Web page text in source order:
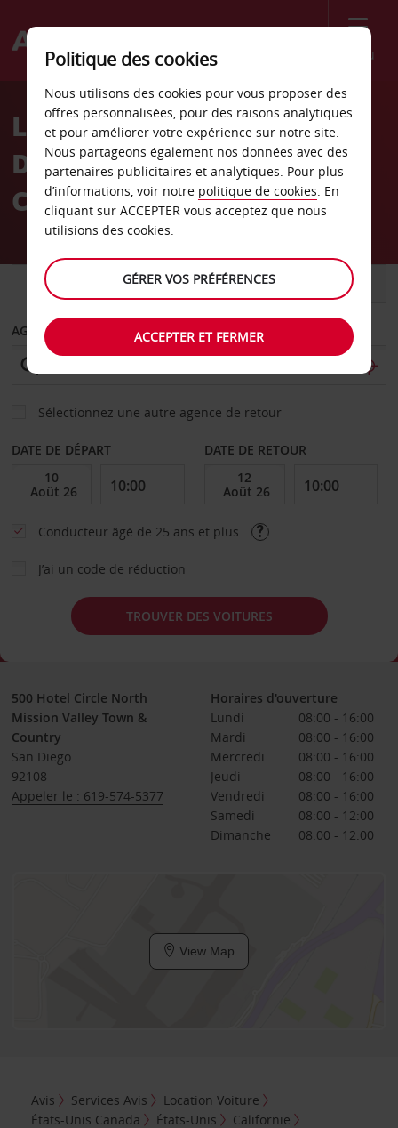
Menu
Welcome
AvisLocation de voiture San
Diego Hôtel Town And
Country
UTILITAIRE
AGENCE DE DÉPART
Sélectionnez une autre agence de retour
DATE DE DÉPART DATE DE RETOUR
Conducteur âgé de 25 ans et plus
J’ai un code de réduction
TROUVER DES VOITURES
500 Hotel Circle North
Mission Valley Town &
Country
San Diego
92108
Appeler le : 619-574-5377
Horaires d'ouverture
Lundi
08:00 - 16:00
Mardi
08:00 - 16:00
Mercredi
08:00 - 16:00
Jeudi
08:00 - 16:00
Vendredi
08:00 - 16:00
Samedi
08:00 - 12:00
Dimanche
08:00 - 12:00
View Map
Avis Services Avis
Location Voiture
États-Unis Canada
États-Unis
Californie
Politique des cookies
Nous utilisons des cookies pour vous proposer des
offres personnalisées, pour des raisons analytiques
et pour améliorer votre expérience sur notre site.
Nous partageons également nos données avec des
partenaires publicitaires et analytiques. Pour plus
d’informations, voir notre politique de cookies. En
cliquant sur ACCEPTER vous acceptez que nous
utilisions des cookies.
GÉRER VOS PRÉFÉRENCES
ACCEPTER ET FERMER